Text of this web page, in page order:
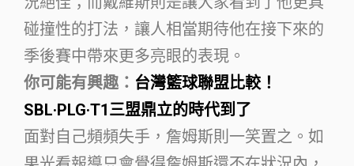
碰撞性的打法，讓人相當期待他在接下來的
季後賽中帶來更多亮眼的表現。
你可能有興趣： 台灣籃球聯盟比較！
SBL·PLG·T1三盟鼎立的時代到了
面對自己頻頻失手，詹姆斯則一笑置之。如